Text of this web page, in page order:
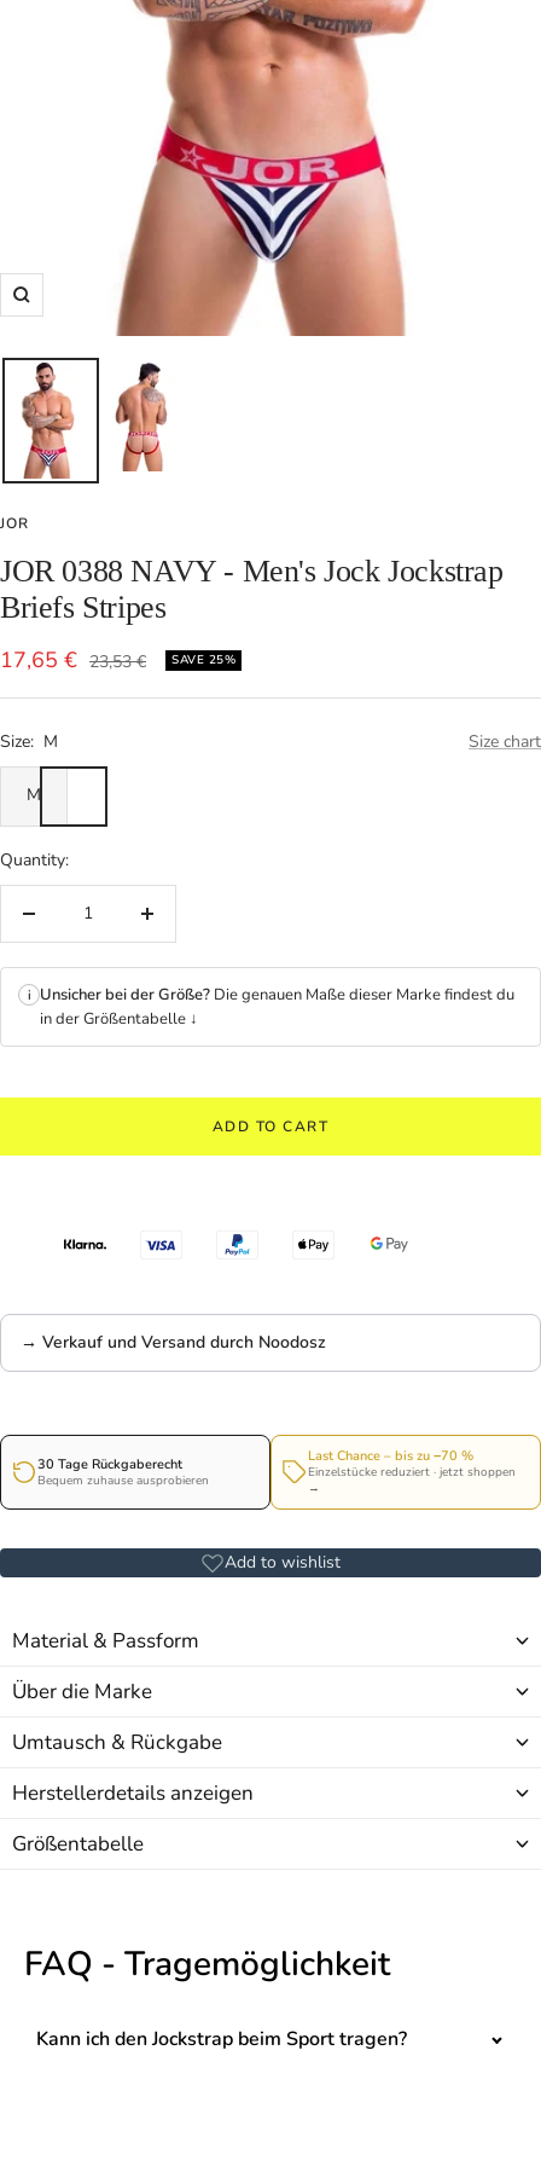
Zoom
JOR
JOR 0388 NAVY - Men's Jock Jockstrap
Briefs Stripes
Sale
price
17,65 € Regular
23,53 € SAVE 25%
Size: M Size chart
M
Quantity:
Decrease
Increase
i Unsicher bei der Größe? Die genauen Maße dieser Marke findest du
in der Größentabelle ↓
ADD TO CART
→ Verkauf und Versand durch Noodosz
30 Tage Rückgaberecht
Bequem zuhause ausprobieren
Last Chance – bis zu −70 %
Einzelstücke reduziert · jetzt shoppen
→
Add to wishlist
Material & Passform
Über die Marke
Umtausch & Rückgabe
Herstellerdetails anzeigen
Größentabelle
FAQ - Tragemöglichkeit
Kann ich den Jockstrap beim Sport tragen?